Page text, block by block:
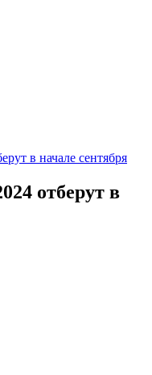
в начале сентября
отберут в